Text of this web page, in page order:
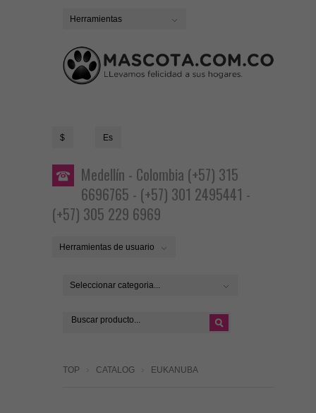
Herramientas
$ Es
Medellín - Colombia (+57) 315
6696765 - (+57) 301 2495441 -
(+57) 305 229 6969
Herramientas de usuario
Seleccionar categoria...
TOP CATALOG EUKANUBA